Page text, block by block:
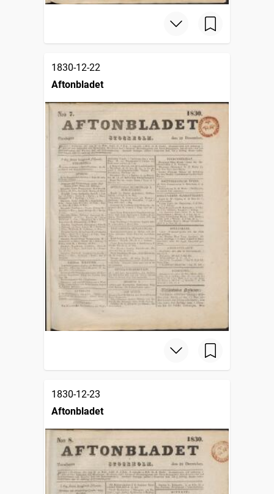
1830-12-22
Aftonbladet
1830-12-23
Aftonbladet